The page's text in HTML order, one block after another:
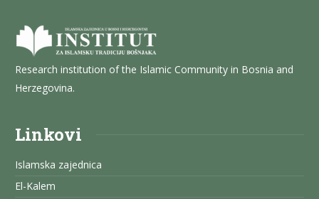
Research institution of the Islamic Community in Bosnia and
Herzegovina.
Linkovi
Islamska zajednica
El-Kalem